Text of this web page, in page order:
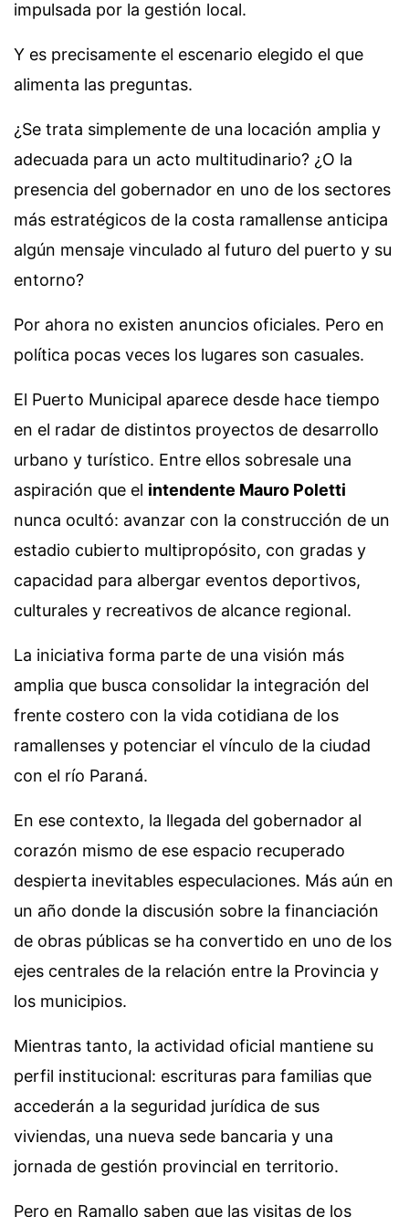
impulsada por la gestión local.
Y es precisamente el escenario elegido el que
alimenta las preguntas.
¿Se trata simplemente de una locación amplia y
adecuada para un acto multitudinario? ¿O la
presencia del gobernador en uno de los sectores
más estratégicos de la costa ramallense anticipa
algún mensaje vinculado al futuro del puerto y su
entorno?
Por ahora no existen anuncios oficiales. Pero en
política pocas veces los lugares son casuales.
El Puerto Municipal aparece desde hace tiempo
en el radar de distintos proyectos de desarrollo
urbano y turístico. Entre ellos sobresale una
aspiración que el intendente Mauro Poletti
nunca ocultó: avanzar con la construcción de un
estadio cubierto multipropósito, con gradas y
capacidad para albergar eventos deportivos,
culturales y recreativos de alcance regional.
La iniciativa forma parte de una visión más
amplia que busca consolidar la integración del
frente costero con la vida cotidiana de los
ramallenses y potenciar el vínculo de la ciudad
con el río Paraná.
En ese contexto, la llegada del gobernador al
corazón mismo de ese espacio recuperado
despierta inevitables especulaciones. Más aún en
un año donde la discusión sobre la financiación
de obras públicas se ha convertido en uno de los
ejes centrales de la relación entre la Provincia y
los municipios.
Mientras tanto, la actividad oficial mantiene su
perfil institucional: escrituras para familias que
accederán a la seguridad jurídica de sus
viviendas, una nueva sede bancaria y una
jornada de gestión provincial en territorio.
Pero en Ramallo saben que las visitas de los